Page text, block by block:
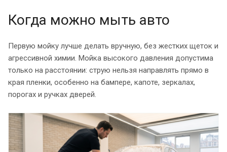
Когда можно мыть авто
Первую мойку лучше делать вручную, без жестких щеток и
агрессивной химии. Мойка высокого давления допустима
только на расстоянии: струю нельзя направлять прямо в
края пленки, особенно на бампере, капоте, зеркалах,
порогах и ручках дверей.